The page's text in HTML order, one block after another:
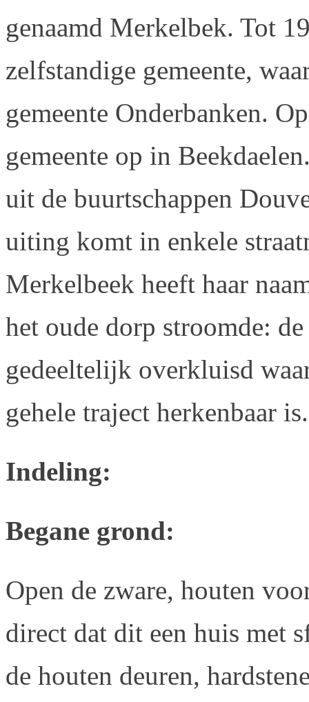
genaamd Merkelbek. Tot
zelfstandige gemeente,
gemeente Onderbanken.
gemeente op in
uit de buurtschappen
uiting komt in enkele
Merkelbeek heeft haar
het oude dorp stroomde:
gedeeltelijk overkluisd
gehele traject herkenbaar is.
Indeling:
Begane grond:
Open de zware, houten
direct dat dit een huis met
de houten deuren,